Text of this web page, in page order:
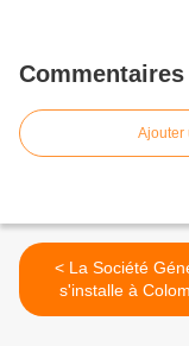
Commentaires
Ajouter
< La Société Générale
s'installe à